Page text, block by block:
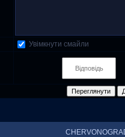
Увімкнути смайли